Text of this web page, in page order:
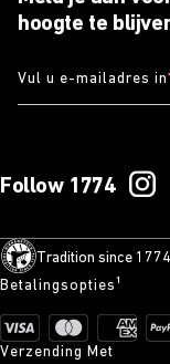
hoogte te
Vul u e-mailadres in
Follow 1774
Tradition since 1774
Betalingsopties¹
Verzending Met